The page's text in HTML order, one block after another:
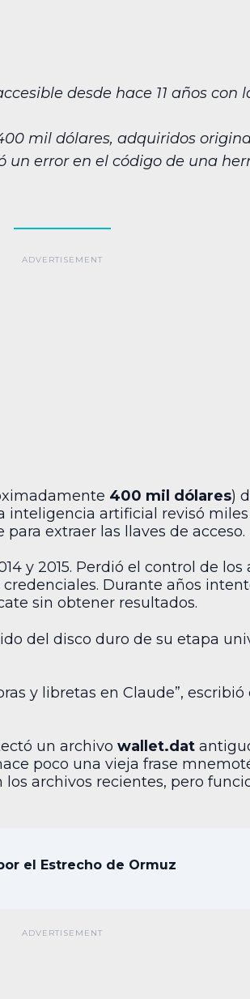
desde hace 11 años
mil dólares, adquiridos
un error en el código de una
400 mil dólares)
inteligencia artificial revisó
extraer las llaves de acceso.
y 2015. Perdió el control de
Durante años
sin obtener resultados.
del disco duro de su etapa
y libretas en Claude”, escribió
un archivo wallet.dat
poco una vieja frase
archivos recientes, pero
el Estrecho de Ormuz